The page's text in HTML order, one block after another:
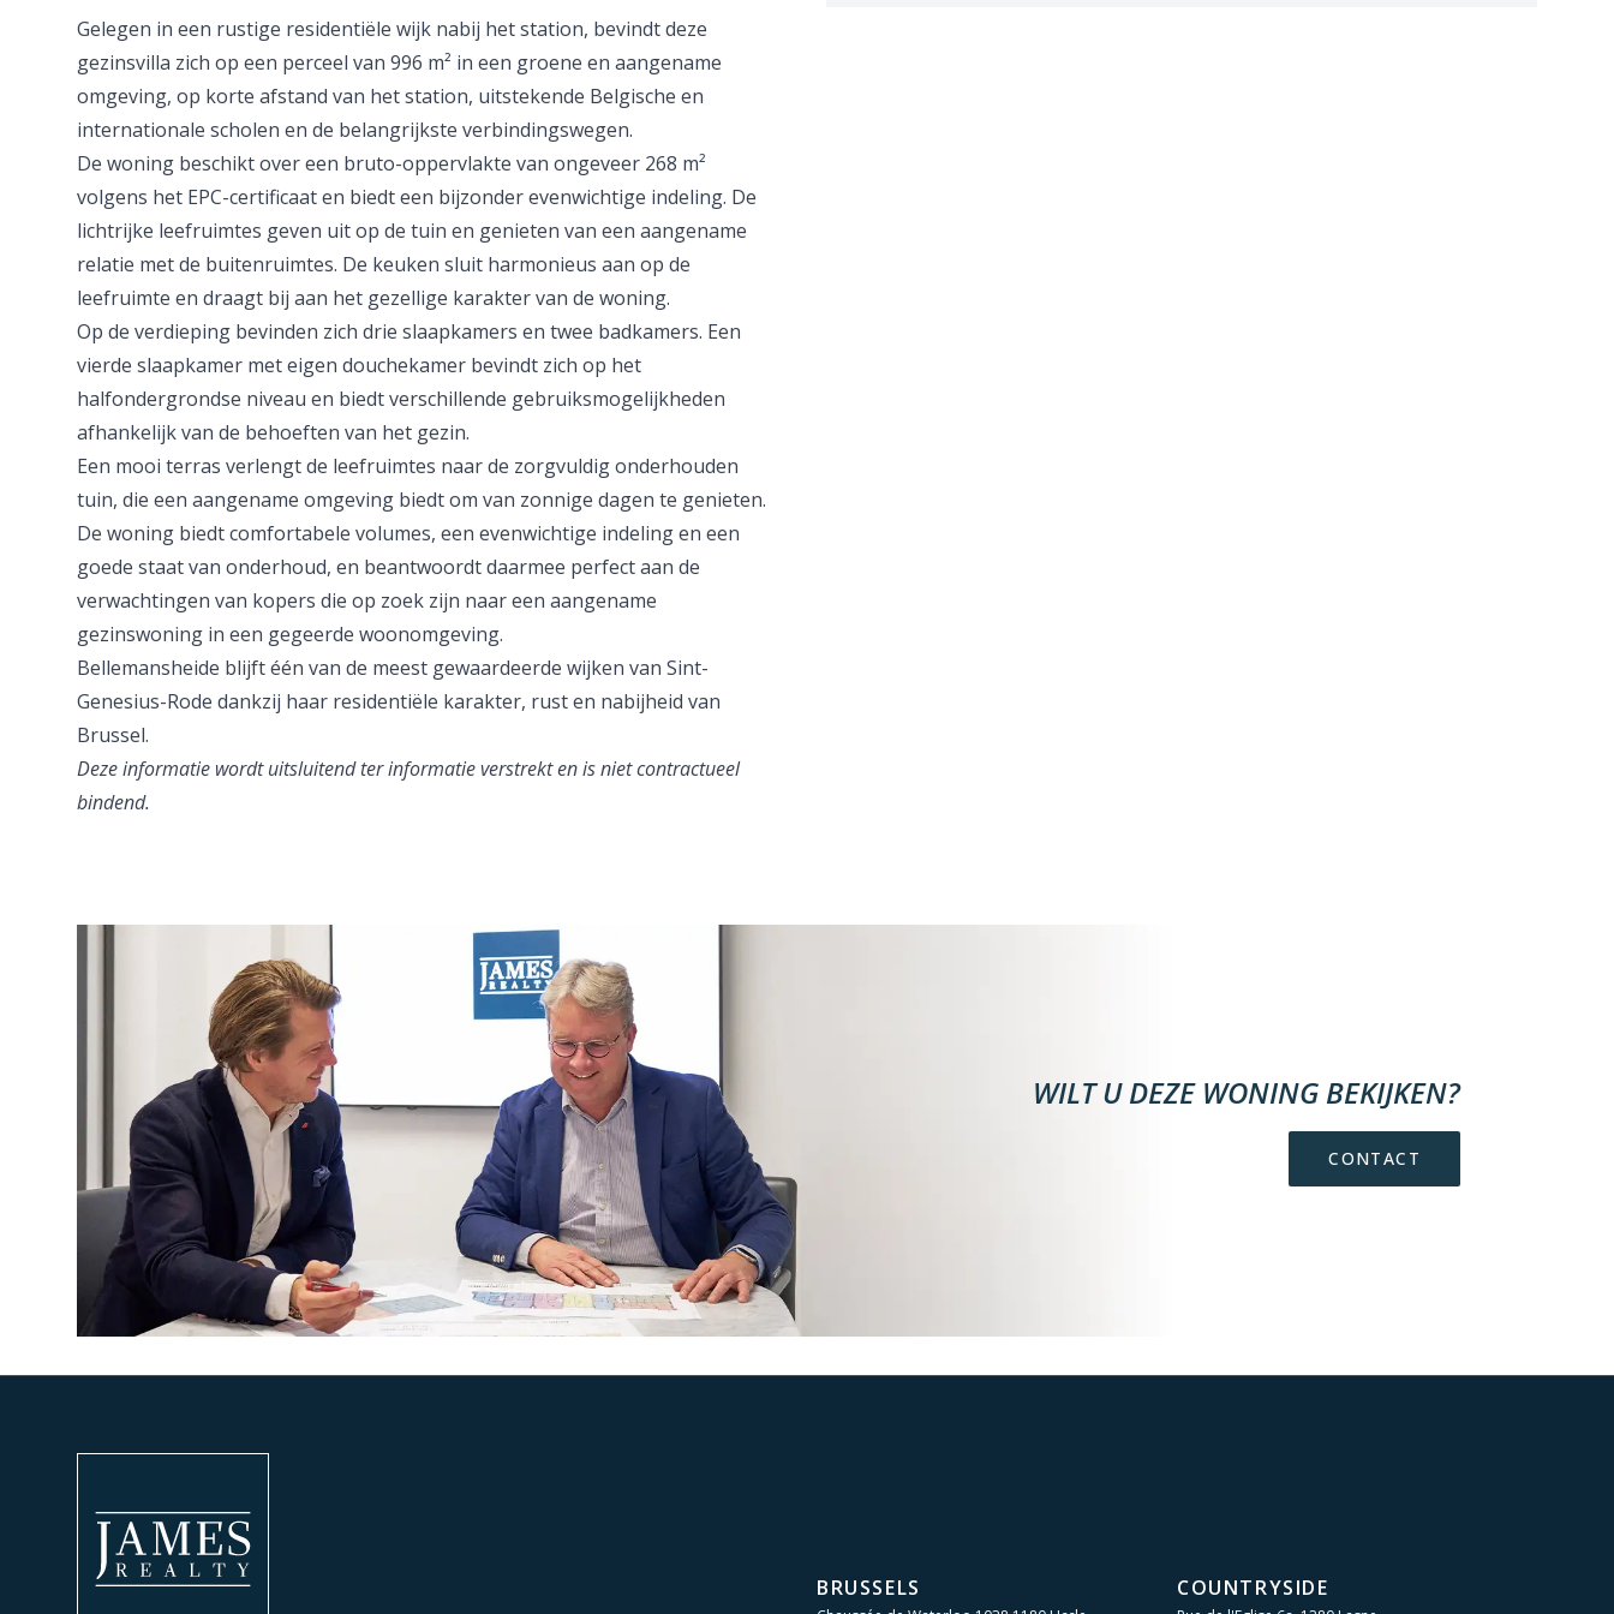
Gelegen in een rustige residentiële wijk nabij het station, bevindt deze
gezinsvilla zich op een perceel van 996 m² in een groene en aangename
omgeving, op korte afstand van het station, uitstekende Belgische en
internationale scholen en de belangrijkste verbindingswegen.
De woning beschikt over een bruto-oppervlakte van ongeveer 268 m²
volgens het EPC-certificaat en biedt een bijzonder evenwichtige indeling. De
lichtrijke leefruimtes geven uit op de tuin en genieten van een aangename
relatie met de buitenruimtes. De keuken sluit harmonieus aan op de
leefruimte en draagt bij aan het gezellige karakter van de woning.
Op de verdieping bevinden zich drie slaapkamers en twee badkamers. Een
vierde slaapkamer met eigen douchekamer bevindt zich op het
halfondergrondse niveau en biedt verschillende gebruiksmogelijkheden
afhankelijk van de behoeften van het gezin.
Een mooi terras verlengt de leefruimtes naar de zorgvuldig onderhouden
tuin, die een aangename omgeving biedt om van zonnige dagen te genieten.
De woning biedt comfortabele volumes, een evenwichtige indeling en een
goede staat van onderhoud, en beantwoordt daarmee perfect aan de
verwachtingen van kopers die op zoek zijn naar een aangename
gezinswoning in een gegeerde woonomgeving.
Bellemansheide blijft één van de meest gewaardeerde wijken van Sint-
Genesius-Rode dankzij haar residentiële karakter, rust en nabijheid van
Brussel.
Deze informatie wordt uitsluitend ter informatie verstrekt en is niet contractueel
bindend.
WILT U DEZE WONING BEKIJKEN?
CONTACT
BRUSSELS COUNTRYSIDE